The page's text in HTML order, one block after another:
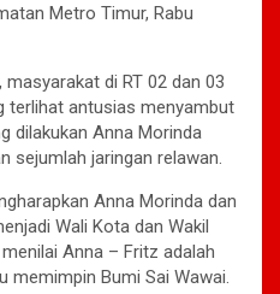
Metro Timur, Rabu
di RT 02 dan 03
terlihat antusias menyambut
dilakukan Anna Morinda
sejumlah jaringan relawan.
Anna Morinda dan
Wali Kota dan Wakil
Anna – Fritz adalah
memimpin Bumi Sai Wawai.